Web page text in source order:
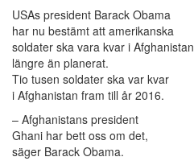
USAs president Barack Obama
har nu bestämt att amerikanska
soldater ska vara kvar i Afghanistan
längre än planerat.
Tio tusen soldater ska var kvar
i Afghanistan fram till år 2016.
– Afghanistans president
Ghani har bett oss om det,
säger Barack Obama.